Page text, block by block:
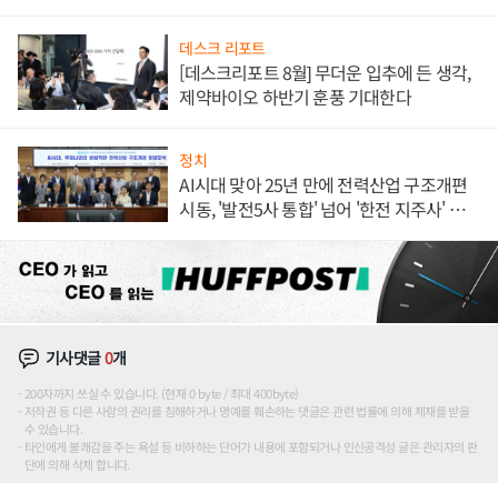
데스크 리포트
[데스크리포트 8월] 무더운 입추에 든 생각,
제약바이오 하반기 훈풍 기대한다
정치
AI시대 맞아 25년 만에 전력산업 구조개편
시동, '발전5사 통합' 넘어 '한전 지주사' 재편
기사댓글0개
200자까지 쓰실 수 있습니다. (현재 0 byte / 최대 400byte)
저작권 등 다른 사람의 권리를 침해하거나 명예를 훼손하는 댓글은 관련 법률에 의해 제재를 받을
수 있습니다.
타인에게 불쾌감을 주는 욕설 등 비하하는 단어가 내용에 포함되거나 인신공격성 글은 관리자의 판
단에 의해 삭제 합니다.